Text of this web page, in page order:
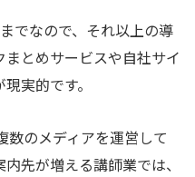
でなので、それ以上の導
とめサービスや自社サイ
実的です。
数のメディアを運営して
先が増える講師業では、